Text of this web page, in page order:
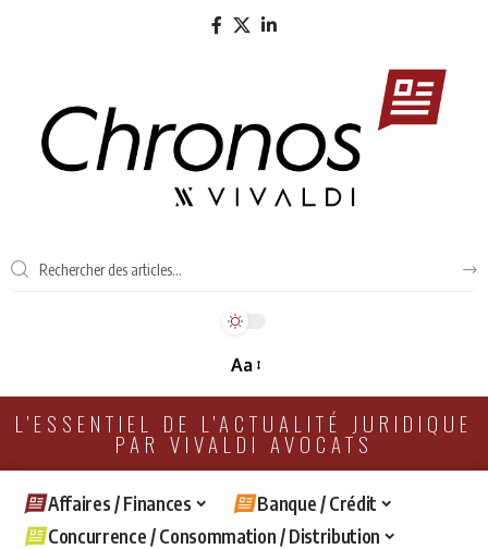
Aa
L'ESSENTIEL DE L'ACTUALITÉ JURIDIQUE
PAR VIVALDI AVOCATS
Affaires / Finances
Banque / Crédit
Concurrence / Consommation / Distribution